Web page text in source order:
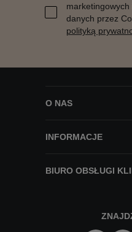
danych przez
polityką
O NAS
INFORMACJE
BIURO OBSŁUGI